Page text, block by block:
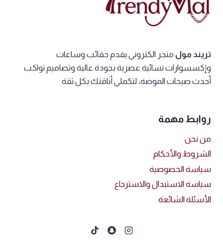
المنتج.
يمكن
على
صفحة
المنتج
تريند مول متجر الكتروني يقدم حقائب وساعات
وإكسسوارات نسائية عصرية بجودة عالية وتصاميم تواكب
أحدث صيحات الموضة، لتكملي أناقتك بكل ثقة
روابط مهمة
من نحن
الشروط والأحكام
سياسة الخصوصية
سياسة الاستبدال والاسترجاع
الأسئلة الشائعة